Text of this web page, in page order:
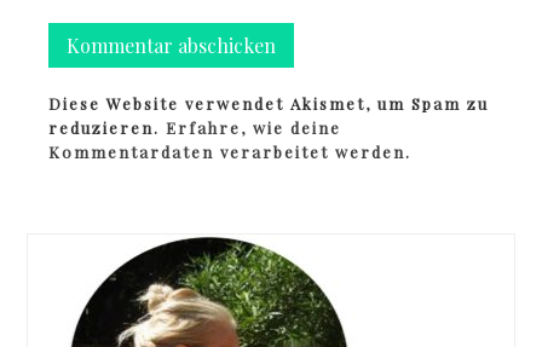
Diese Website verwendet Akismet, um Spam zu
reduzieren.Erfahre, wie deine
Kommentardaten verarbeitet werden.